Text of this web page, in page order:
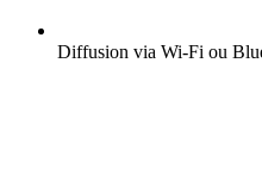
Diffusion via Wi-Fi ou